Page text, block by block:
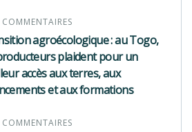
agroécologique : au Togo,
plaident pour un
accès aux terres, aux
et aux formations